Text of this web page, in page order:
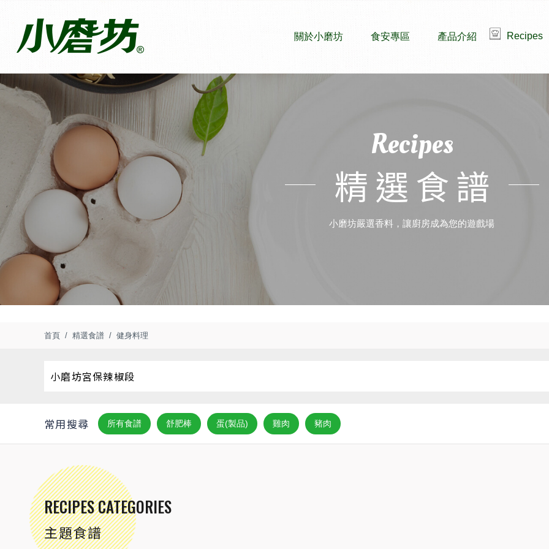
關於小磨坊 食安專區 產品介紹 Recipes
Recipes
精選食譜
小磨坊嚴選香料，讓廚房成為您的遊戲場
首頁 精選食譜 健身料理
常用搜尋 所有食譜 舒肥棒 蛋(製品) 雞肉 豬肉
RECIPES CATEGORIES
主題食譜